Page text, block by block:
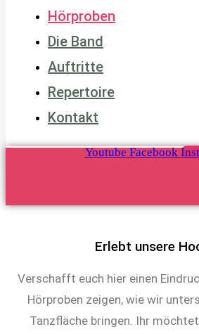
Hörproben
Die Band
Auftritte
Repertoire
Kontakt
Youtube Facebook
Erlebt unsere
Verschafft euch hier einen
Hörproben zeigen, wie wir
Tanzfläche bringen. Ihr